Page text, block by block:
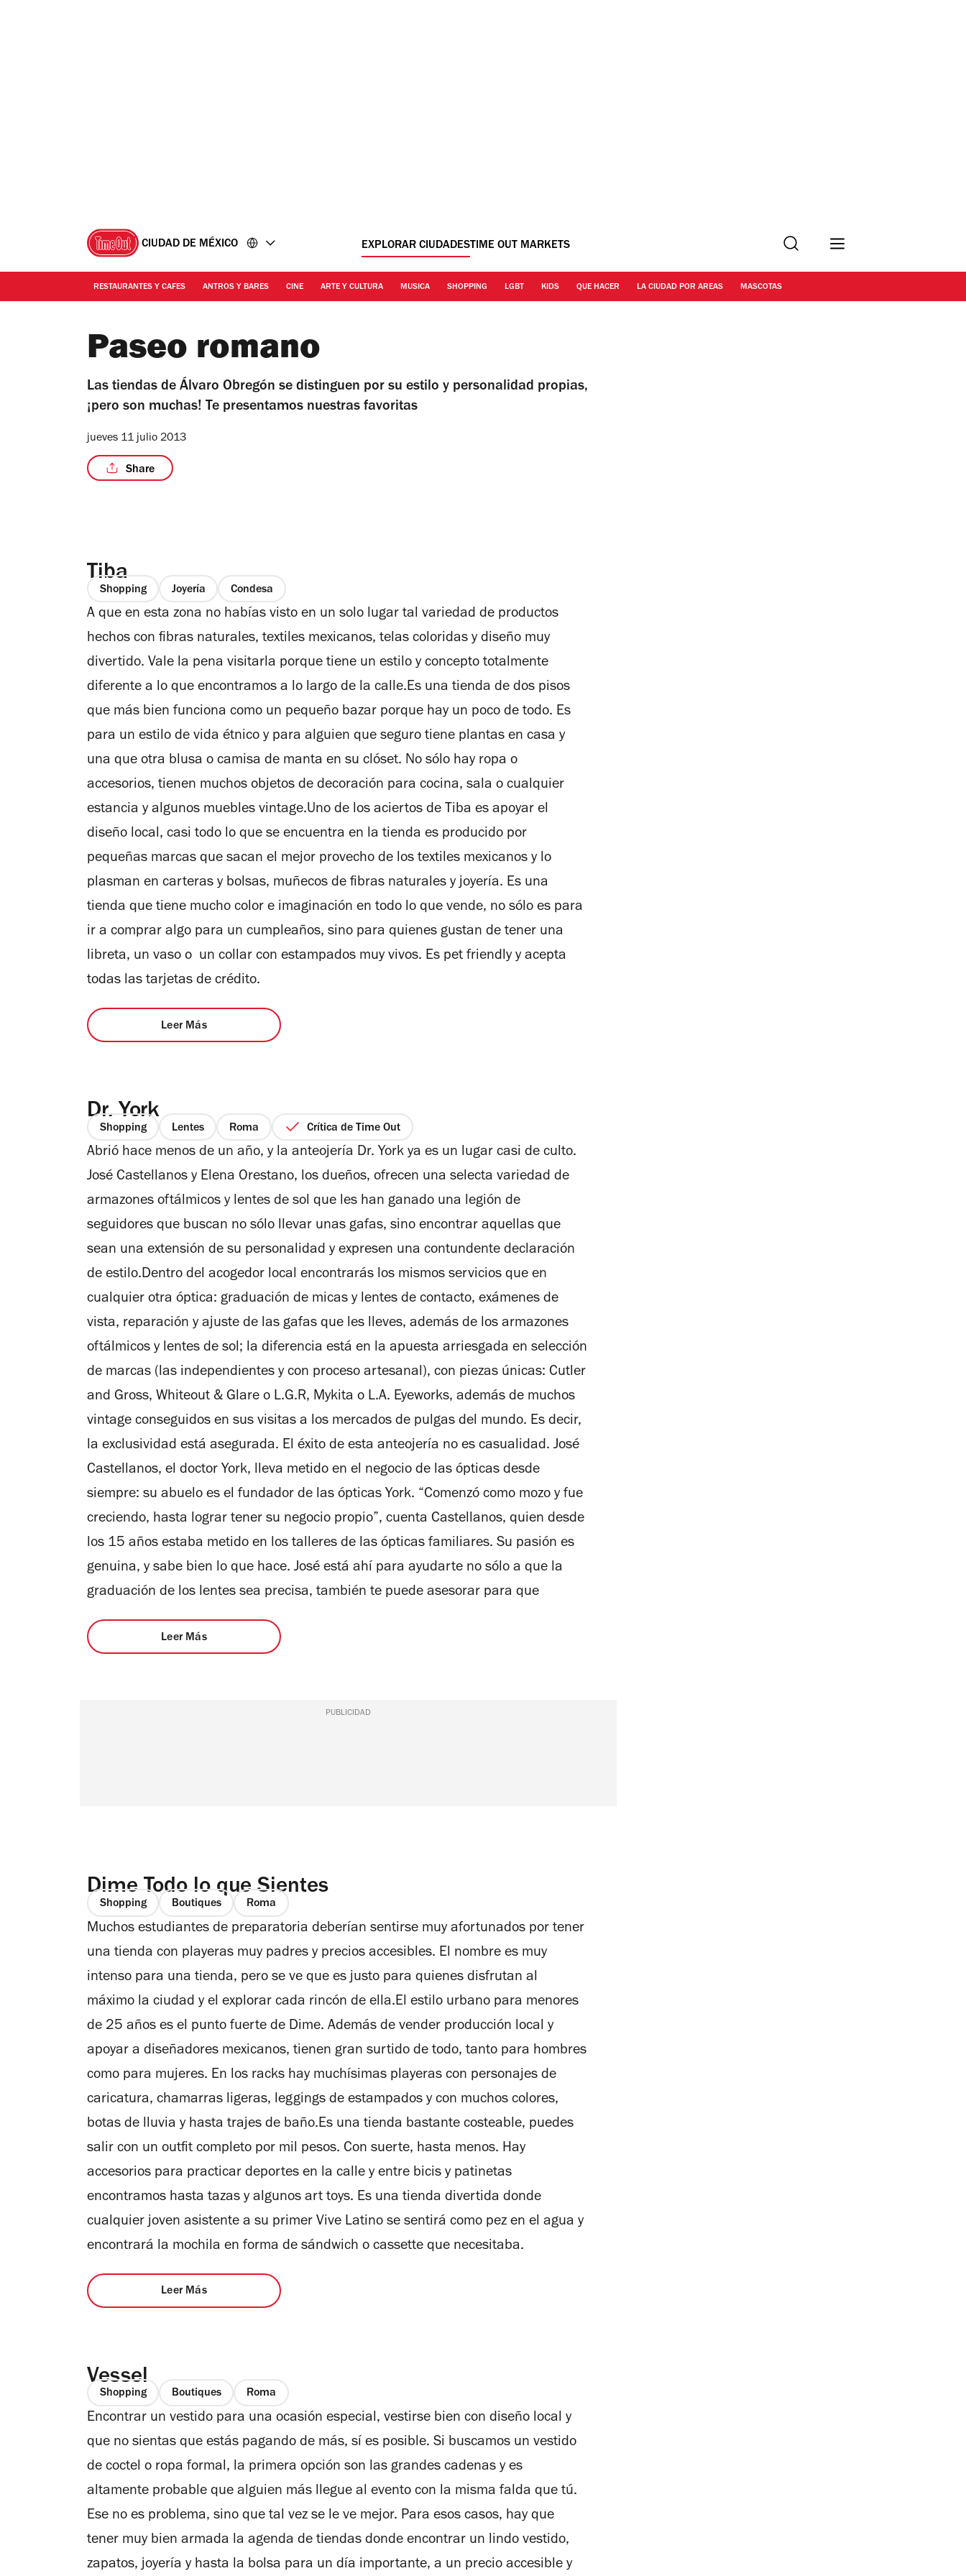
CIUDAD DE MÉXICO EXPLORAR CIUDADESTIME OUT MARKETS Buscar
RESTAURANTES Y CAFES ANTROS Y BARES CINE ARTE Y CULTURA MUSICA SHOPPING LGBT KIDS QUE HACER LA CIUDAD POR AREAS MASCOTAS
Paseo romano
Las tiendas de Álvaro Obregón se distinguen por su estilo y personalidad propias,
¡pero son muchas! Te presentamos nuestras favoritas
jueves 11 julio 2013
Share
Tiba
Shopping Joyería Condesa
A que en esta zona no habías visto en un solo lugar tal variedad de productos
hechos con fibras naturales, textiles mexicanos, telas coloridas y diseño muy
divertido. Vale la pena visitarla porque tiene un estilo y concepto totalmente
diferente a lo que encontramos a lo largo de la calle.Es una tienda de dos pisos
que más bien funciona como un pequeño bazar porque hay un poco de todo. Es
para un estilo de vida étnico y para alguien que seguro tiene plantas en casa y
una que otra blusa o camisa de manta en su clóset. No sólo hay ropa o
accesorios, tienen muchos objetos de decoración para cocina, sala o cualquier
estancia y algunos muebles vintage.Uno de los aciertos de Tiba es apoyar el
diseño local, casi todo lo que se encuentra en la tienda es producido por
pequeñas marcas que sacan el mejor provecho de los textiles mexicanos y lo
plasman en carteras y bolsas, muñecos de fibras naturales y joyería. Es una
tienda que tiene mucho color e imaginación en todo lo que vende, no sólo es para
ir a comprar algo para un cumpleaños, sino para quienes gustan de tener una
libreta, un vaso o un collar con estampados muy vivos. Es pet friendly y acepta
todas las tarjetas de crédito.
Leer Más
Dr. York
Shopping Lentes Roma Crítica de Time Out
Abrió hace menos de un año, y la anteojería Dr. York ya es un lugar casi de culto.
José Castellanos y Elena Orestano, los dueños, ofrecen una selecta variedad de
armazones oftálmicos y lentes de sol que les han ganado una legión de
seguidores que buscan no sólo llevar unas gafas, sino encontrar aquellas que
sean una extensión de su personalidad y expresen una contundente declaración
de estilo.Dentro del acogedor local encontrarás los mismos servicios que en
cualquier otra óptica: graduación de micas y lentes de contacto, exámenes de
vista, reparación y ajuste de las gafas que les lleves, además de los armazones
oftálmicos y lentes de sol; la diferencia está en la apuesta arriesgada en selección
de marcas (las independientes y con proceso artesanal), con piezas únicas: Cutler
and Gross, Whiteout & Glare o L.G.R, Mykita o L.A. Eyeworks, además de muchos
vintage conseguidos en sus visitas a los mercados de pulgas del mundo. Es decir,
la exclusividad está asegurada. El éxito de esta anteojería no es casualidad. José
Castellanos, el doctor York, lleva metido en el negocio de las ópticas desde
siempre: su abuelo es el fundador de las ópticas York. “Comenzó como mozo y fue
creciendo, hasta lograr tener su negocio propio”, cuenta Castellanos, quien desde
los 15 años estaba metido en los talleres de las ópticas familiares. Su pasión es
genuina, y sabe bien lo que hace. José está ahí para ayudarte no sólo a que la
graduación de los lentes sea precisa, también te puede asesorar para que
Leer Más
PUBLICIDAD
Dime Todo lo que Sientes
Shopping Boutiques Roma
Muchos estudiantes de preparatoria deberían sentirse muy afortunados por tener
una tienda con playeras muy padres y precios accesibles. El nombre es muy
intenso para una tienda, pero se ve que es justo para quienes disfrutan al
máximo la ciudad y el explorar cada rincón de ella.El estilo urbano para menores
de 25 años es el punto fuerte de Dime. Además de vender producción local y
apoyar a diseñadores mexicanos, tienen gran surtido de todo, tanto para hombres
como para mujeres. En los racks hay muchísimas playeras con personajes de
caricatura, chamarras ligeras, leggings de estampados y con muchos colores,
botas de lluvia y hasta trajes de baño.Es una tienda bastante costeable, puedes
salir con un outfit completo por mil pesos. Con suerte, hasta menos. Hay
accesorios para practicar deportes en la calle y entre bicis y patinetas
encontramos hasta tazas y algunos art toys. Es una tienda divertida donde
cualquier joven asistente a su primer Vive Latino se sentirá como pez en el agua y
encontrará la mochila en forma de sándwich o cassette que necesitaba.
Leer Más
Vessel
Shopping Boutiques Roma
Encontrar un vestido para una ocasión especial, vestirse bien con diseño local y
que no sientas que estás pagando de más, sí es posible. Si buscamos un vestido
de coctel o ropa formal, la primera opción son las grandes cadenas y es
altamente probable que alguien más llegue al evento con la misma falda que tú.
Ese no es problema, sino que tal vez se le ve mejor. Para esos casos, hay que
tener muy bien armada la agenda de tiendas donde encontrar un lindo vestido,
zapatos, joyería y hasta la bolsa para un día importante, a un precio accesible y